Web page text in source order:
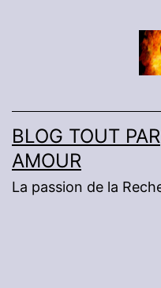
BLOG TOUT PAR
AMOUR
La passion de la